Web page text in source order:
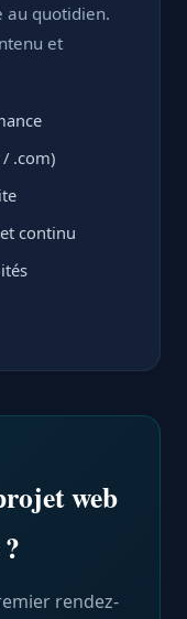
au quotidien.
et
.com)
continu
web
rendez-